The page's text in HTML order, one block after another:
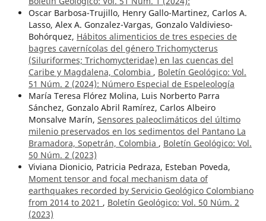
Oscar Barbosa-Trujillo, Henry Gallo-Martinez, Carlos A.
Lasso, Alex A. Gonzalez-Vargas, Gonzalo Valdivieso-
Bohórquez, Hábitos alimenticios de tres especies de
bagres cavernícolas del género Trichomycterus
(Siluriformes; Trichomycteridae) en las cuencas del
Caribe y Magdalena, Colombia , Boletín Geológico: Vol.
51 Núm. 2 (2024): Número Especial de Espeleología
María Teresa Flórez Molina, Luis Norberto Parra
Sánchez, Gonzalo Abril Ramírez, Carlos Albeiro
Monsalve Marín, Sensores paleoclimáticos del último
milenio preservados en los sedimentos del Pantano La
Bramadora, Sopetrán, Colombia , Boletín Geológico: Vol.
50 Núm. 2 (2023)
Viviana Dionicio, Patricia Pedraza, Esteban Poveda,
Moment tensor and focal mechanism data of
earthquakes recorded by Servicio Geológico Colombiano
from 2014 to 2021 , Boletín Geológico: Vol. 50 Núm. 2
(2023)